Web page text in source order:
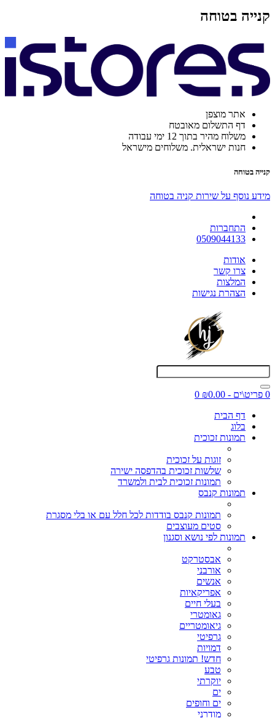
קנייה בטוחה
אתר מוצפן
דף התשלום מאובטח
משלוח מהיר בתוך 12 ימי עבודה
חנות ישראלית. משלוחים מישראל
קנייה בטוחה
מידע נוסף על שירות קניה בטוחה
התחברות
0509044133
אודות
צרו קשר
המלצות
הצהרת נגישות
0 פריט\ים - ₪0.00
0
דף הבית
בלוג
תמונות זכוכית
זוגות על זכוכית
שלשות זכוכית בהדפסה ישירה
תמונות זכוכית לבית ולמשרד
תמונות קנבס
תמונות קנבס בודדות לכל חלל עם או בלי מסגרת
סטים מעוצבים
תמונות לפי נושא וסגנון
אבסטרקט
אורבני
אנשים
אפריקאיות
בעלי חיים
גאומטרי
גיאומטריים
גרפיטי
דמויות
חדש! תמונות גרפיטי
טבע
יוקרתי
ים
ים וחופים
מודרני